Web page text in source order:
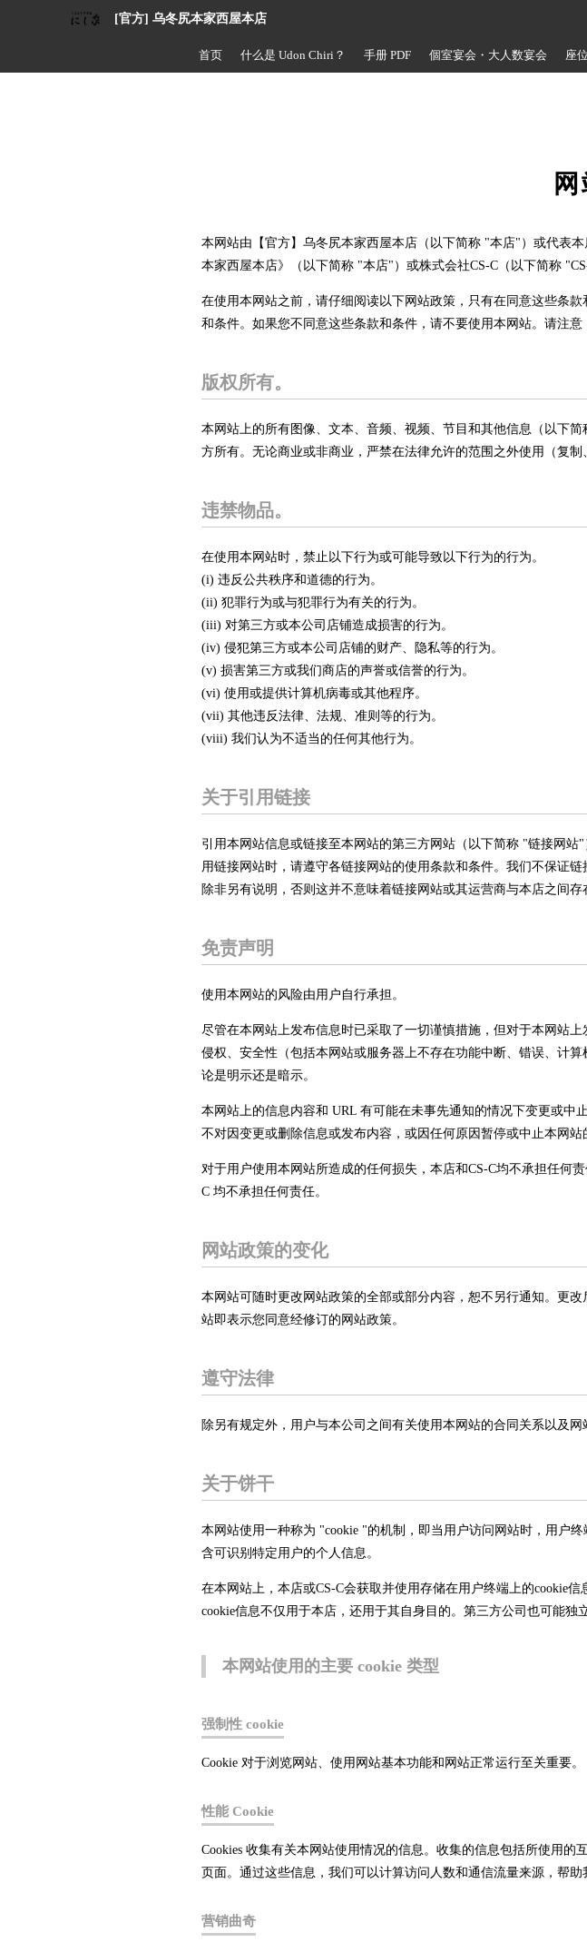
[官方] 乌冬尻本家西屋本店
首页 什么是 Udon Chiri？ 手册 PDF 個室宴会・大人数宴会 座
本网站由【官方】乌冬尻本家西屋本店（以下简称 "本店"）或代表
本家西屋本店》（以下简称 "本店"）或株式会社CS-C（以下简称
在使用本网站之前，请仔细阅读以下网站政策，只有在同意这些条
和条件。如果您不同意这些条款和条件，请不要使用本网站。请注
版权所有。
本网站上的所有图像、文本、音频、视频、节目和其他信息（以下
方所有。无论商业或非商业，严禁在法律允许的范围之外使用（复
违禁物品。
在使用本网站时，禁止以下行为或可能导致以下行为的行为。
(i) 违反公共秩序和道德的行为。
(ii) 犯罪行为或与犯罪行为有关的行为。
(iii) 对第三方或本公司店铺造成损害的行为。
(iv) 侵犯第三方或本公司店铺的财产、隐私等的行为。
(v) 损害第三方或我们商店的声誉或信誉的行为。
(vi) 使用或提供计算机病毒或其他程序。
(vii) 其他违反法律、法规、准则等的行为。
(viii) 我们认为不适当的任何其他行为。
关于引用链接
引用本网站信息或链接至本网站的第三方网站（以下简称 "链接网
用链接网站时，请遵守各链接网站的使用条款和条件。我们不保证
除非另有说明，否则这并不意味着链接网站或其运营商与本店之间存
免责声明
使用本网站的风险由用户自行承担。
尽管在本网站上发布信息时已采取了一切谨慎措施，但对于本网站
侵权、安全性（包括本网站或服务器上不存在功能中断、错误、计
论是明示还是暗示。
本网站上的信息内容和 URL 有可能在未事先通知的情况下变更或中
不对因变更或删除信息或发布内容，或因任何原因暂停或中止本网站
对于用户使用本网站所造成的任何损失，本店和CS-C均不承担任何
C 均不承担任何责任。
网站政策的变化
本网站可随时更改网站政策的全部或部分内容，恕不另行通知。更
站即表示您同意经修订的网站政策。
遵守法律
除另有规定外，用户与本公司之间有关使用本网站的合同关系以及网
关于饼干
本网站使用一种称为 "cookie "的机制，即当用户访问网站时，用户
含可识别特定用户的个人信息。
在本网站上，本店或CS-C会获取并使用存储在用户终端上的cookie
cookie信息不仅用于本店，还用于其自身目的。第三方公司也可能独
本网站使用的主要 cookie 类型
强制性 cookie
Cookie 对于浏览网站、使用网站基本功能和网站正常运行至关重要。
性能 Cookie
Cookies 收集有关本网站使用情况的信息。收集的信息包括所使用
页面。通过这些信息，我们可以计算访问人数和通信流量来源，帮助
营销曲奇